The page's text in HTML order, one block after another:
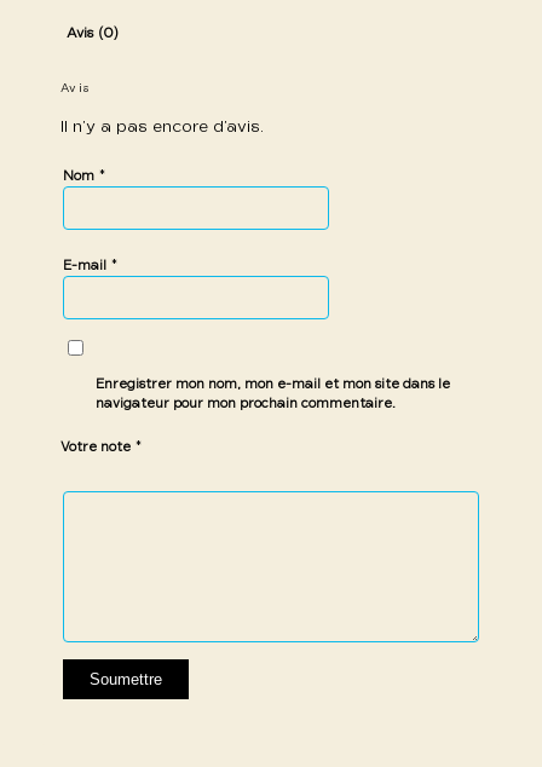
Avis (0)
Avis
Il n’y a pas encore d’avis.
Nom *
E-mail *
Enregistrer mon nom, mon e-mail et mon site dans le
navigateur pour mon prochain commentaire.
Votre note *
1 étoile
2 étoiles
3 étoiles
4 étoiles
5 étoiles